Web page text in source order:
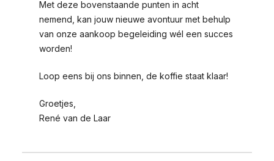
Met deze bovenstaande punten in acht
nemend, kan jouw nieuwe avontuur met behulp
van onze aankoop begeleiding wél een succes
worden!
Loop eens bij ons binnen, de koffie staat klaar!
Groetjes,
René van de Laar